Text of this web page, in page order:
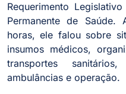
Requerimento
Permanente de
horas, ele falou sobre
insumos médicos,
transportes
ambulâncias e operação.